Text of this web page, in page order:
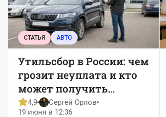
СТАТЬЯ АВТО
Утильсбор в России: чем
грозит неуплата и кто
может получить
льготы
4,9
Сергей Орлов
19 июня в 12:36